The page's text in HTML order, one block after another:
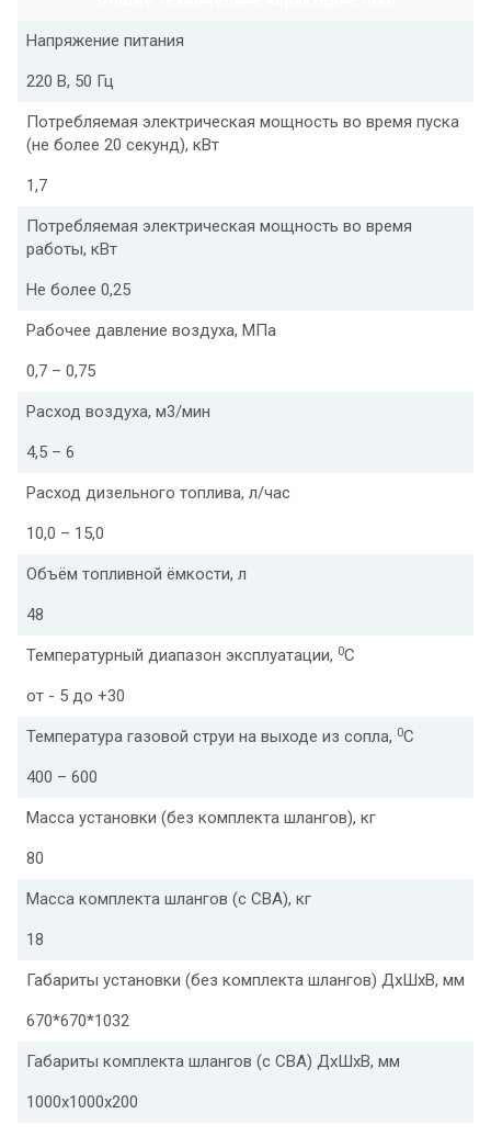
Напряжение питания
220 В, 50 Гц
Потребляемая электрическая мощность во время пуска
(не более 20 секунд), кВт
1,7
Потребляемая электрическая мощность во время
работы, кВт
Не более 0,25
Рабочее давление воздуха, МПа
0,7 – 0,75
Расход воздуха, м3/мин
4,5 – 6
Расход дизельного топлива, л/час
10,0 – 15,0
Объём топливной ёмкости, л
48
Температурный диапазон эксплуатации, 0С
от - 5 до +30
Температура газовой струи на выходе из сопла, 0С
400 – 600
Масса установки (без комплекта шлангов), кг
80
Масса комплекта шлангов (с СВА), кг
18
Габариты установки (без комплекта шлангов) ДхШхВ, мм
670*670*1032
Габариты комплекта шлангов (с СВА) ДхШхВ, мм
1000х1000х200